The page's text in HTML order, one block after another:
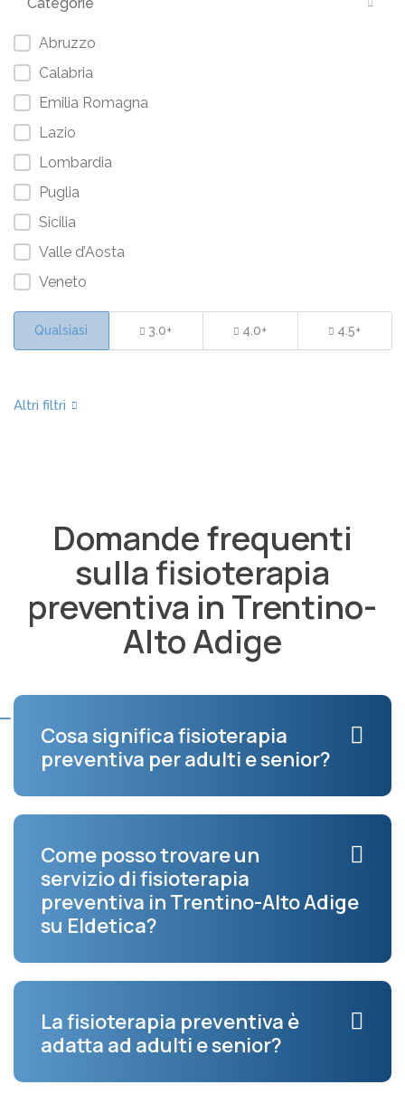
Abruzzo
Calabria
Emilia Romagna
Lazio
Lombardia
Puglia
Sicilia
Valle d’Aosta
Veneto
Qualsiasi 3.0+ 4.0+ 4.5+
Domande frequenti
sulla fisioterapia
preventiva in Trentino-
Alto Adige
Cosa significa fisioterapia
preventiva per adulti e senior?
Come posso trovare un
servizio di fisioterapia
preventiva in Trentino-Alto Adige
su Eldetica?
La fisioterapia preventiva è
adatta ad adulti e senior?